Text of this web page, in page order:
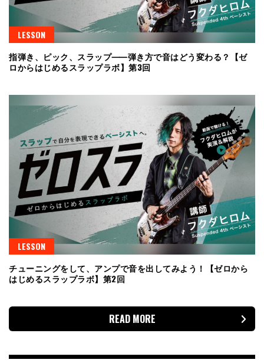
LESSON
指弾き、ピック、スラップ⸺弾き方で音はどう変わる？【ゼ
ロからはじめるスラップラボ】第3回
LESSON
チューニングをして、アンプで音を出してみよう！【ゼロから
はじめるスラップラボ】第2回
READ MORE